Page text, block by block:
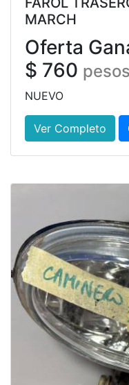
MARCH
Oferta
$ 760
NUEVO
Ver Completo